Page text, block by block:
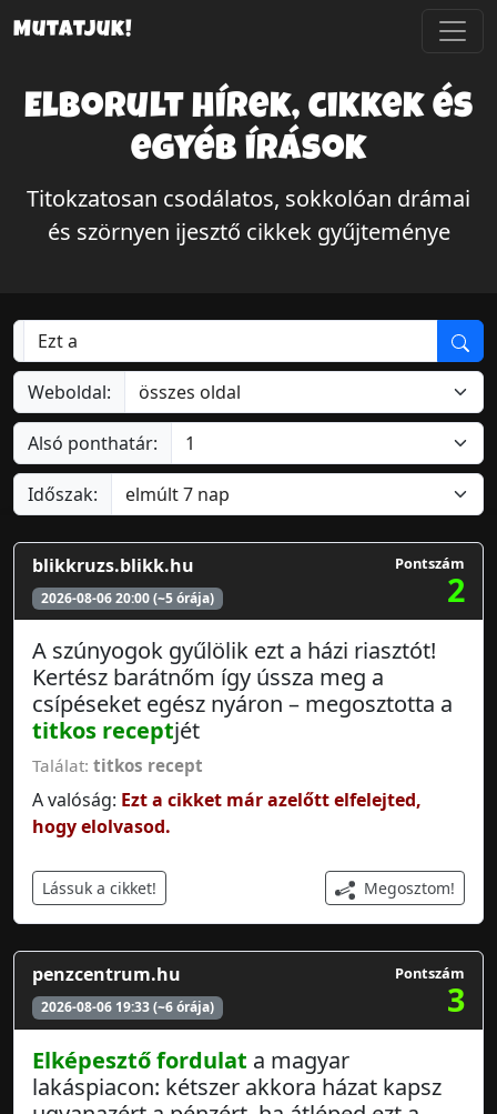
Mutatjuk!
Elborult hírek, cikkek és
egyéb írások
Titokzatosan csodálatos, sokkolóan drámai
és szörnyen ijesztő cikkek gyűjteménye
Weboldal:
Alsó ponthatár:
Időszak:
blikkruzs.blikk.hu
2026-08-06 20:00 (~5 órája)
Pontszám
2
A szúnyogok gyűlölik ezt a házi riasztót!
Kertész barátnőm így ússza meg a
csípéseket egész nyáron – megosztotta a
titkos receptjét
Találat: titkos recept
A valóság: Ezt a cikket már azelőtt elfelejted,
hogy elolvasod.
Lássuk a cikket! Megosztom!
penzcentrum.hu
2026-08-06 19:33 (~6 órája)
Pontszám
3
Elképesztő fordulat a magyar
lakáspiacon: kétszer akkora házat kapsz